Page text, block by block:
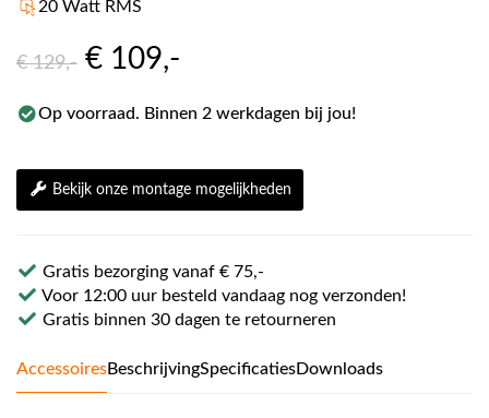
20 Watt RMS
€ 129,- € 109,-
Op voorraad. Binnen 2 werkdagen bij jou!
Bekijk onze montage mogelijkheden
Gratis bezorging vanaf € 75,-
Voor 12:00 uur besteld vandaag nog verzonden!
Gratis binnen 30 dagen te retourneren
AccessoiresBeschrijvingSpecificatiesDownloads